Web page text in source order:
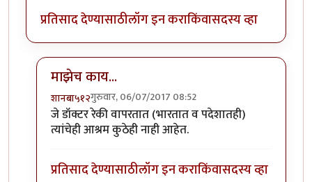
प्रतिसाद देण्यासाठीलॉग इन कराकिंवासदस्य व्हा
माझेच काय...
शानबा५१२गुरुवार, 06/07/2017 08:52
In reply toआई शप्पत , मी आज पर्यंत अस्लby
जे डॉक्टर रेकी वापरतात (भारतात व पदेशातही)
त्यांचेही आश्रम कुठेही नाही आहेत.
प्रतिसाद देण्यासाठीलॉग इन कराकिंवासदस्य व्हा